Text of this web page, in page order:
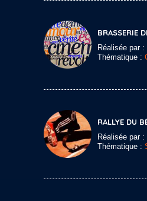
BRASSERIE
Réalisée par :
Thématique :
RALLYE DU
Réalisée par :
Thématique :